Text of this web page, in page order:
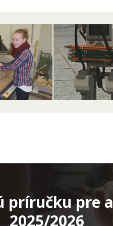
príručku pre
2025/2026